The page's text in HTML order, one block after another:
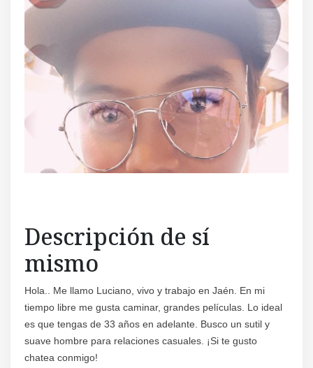
Descripción de sí
mismo
Hola.. Me llamo Luciano, vivo y trabajo en Jaén. En mi
tiempo libre me gusta caminar, grandes películas. Lo ideal
es que tengas de 33 años en adelante. Busco un sutil y
suave hombre para relaciones casuales. ¡Si te gusto
chatea conmigo!